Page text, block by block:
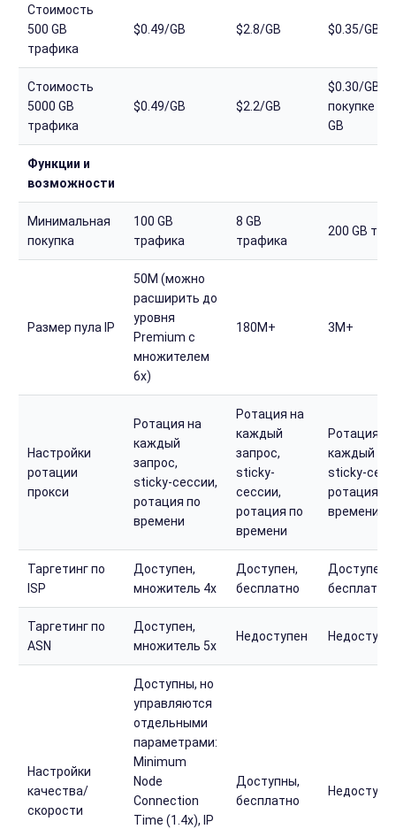
Стоимость
500 GB
трафика
$0.49/GB $2.8/GB $0.35/GB
Стоимость
5000 GB
трафика
$0.49/GB $2.2/GB
$0.30/GB
покупке
GB
Функции и
возможности
Минимальная
покупка
100 GB
трафика
8 GB
трафика
200 GB
Размер пула IP
50M (можно
расширить до
уровня
Premium с
множителем
6x)
180M+ 3M+
Настройки
ротации
прокси
Ротация на
каждый
запрос,
sticky-сессии,
ротация по
времени
Ротация на
каждый
запрос,
sticky-
сессии,
ротация по
времени
Ротация на
каждый
sticky-
ротация по
времени
Таргетинг по
ISP
Доступен,
множитель 4x
Доступен,
бесплатно
Доступен,
бесплатно
Таргетинг по
ASN
Доступен,
множитель 5x
Недоступен
Настройки
качества/
скорости
Доступны, но
управляются
отдельными
параметрами:
Minimum
Node
Connection
Time (1.4x), IP
Доступны,
бесплатно